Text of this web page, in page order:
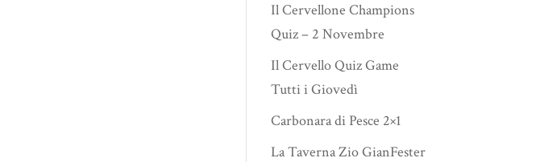
Il Cervellone Champions
Quiz – 2 Novembre
Il Cervello Quiz Game
Tutti i Giovedì
Carbonara di Pesce 2×1
La Taverna Zio GianFester